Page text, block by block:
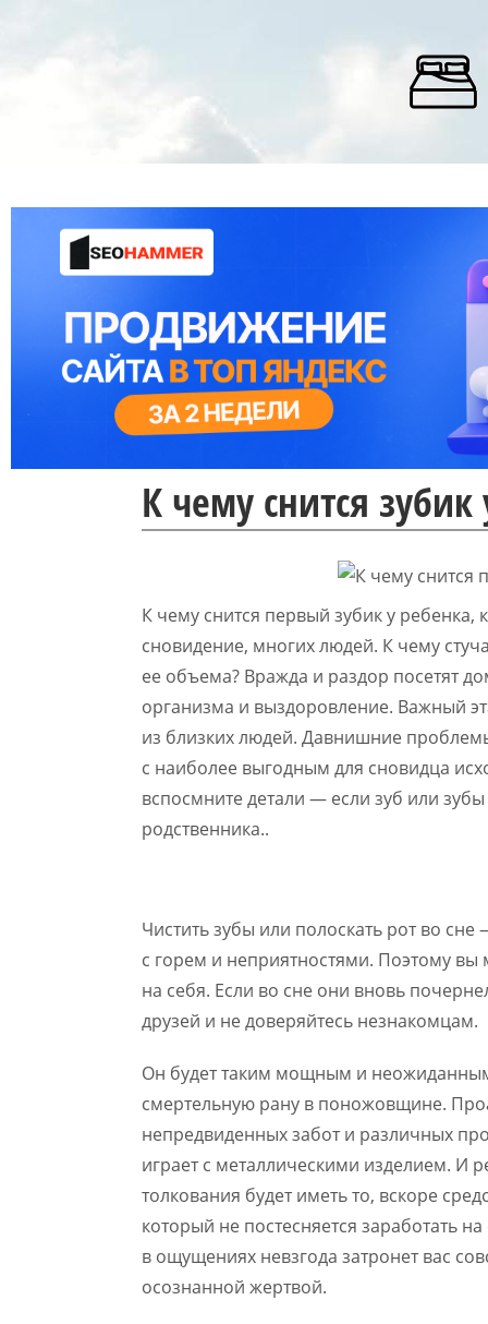
К чему снится зубик
К чему снится первый зубик у
сновидение, многих людей. К чему
ее объема? Вражда и раздор посетят
организма и выздоровление. Важный
из близких людей. Давнишние
с наиболее выгодным для сновидца
вспосмните детали — если зуб или
родственника..
Чистить зубы или полоскать рот во
с горем и неприятностями. Поэтому вы
на себя. Если во сне они вновь
друзей и не доверяйтесь незнакомцам.
Он будет таким мощным и
смертельную рану в поножовщине.
непредвиденных забот и различных
играет с металлическими изделием. И
толкования будет иметь то, вскоре
который не постесняется заработать
в ощущениях невзгода затронет вас
осознанной жертвой.